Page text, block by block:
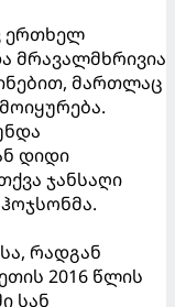
ერთხელ
მრავალმხრივია
მართლაც
დიდი
ჯანსაღი
რადგან
2016 წლის
სან